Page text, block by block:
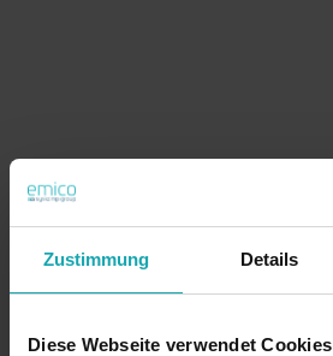
Zustimmung Details
Diese Webseite verwendet Cookies